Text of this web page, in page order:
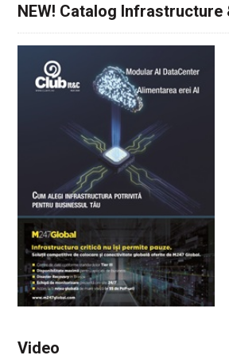
NEW! Catalog Infrastructure
Video